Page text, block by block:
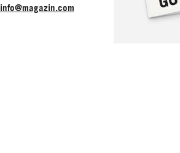
info@magazin.com